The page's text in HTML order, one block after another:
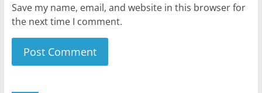
Save my name, email, and website in this browser for
the next time I comment.